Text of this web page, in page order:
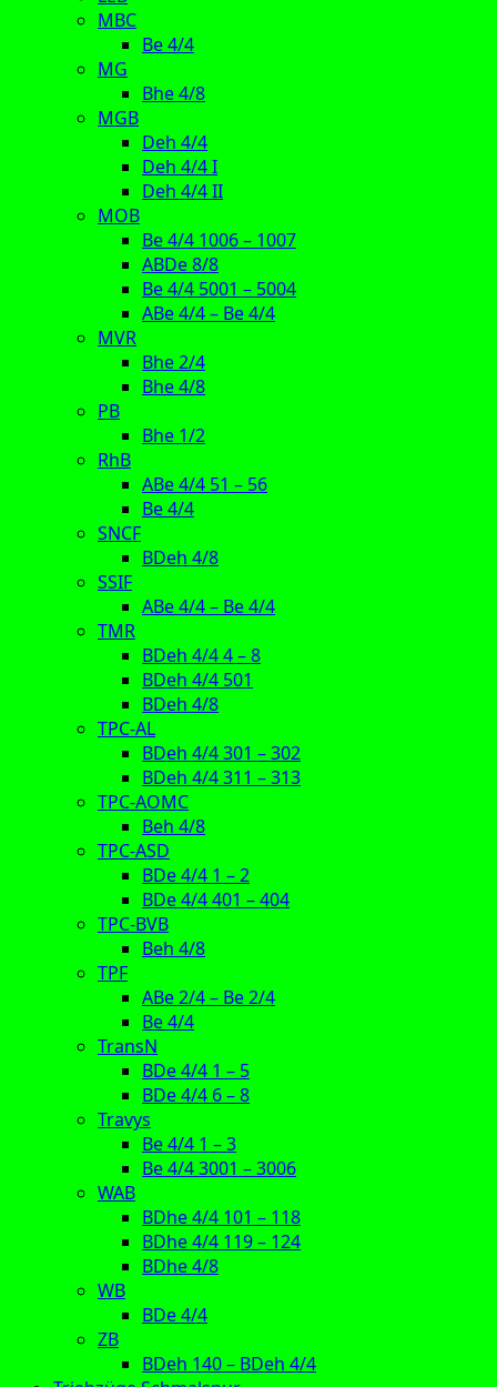
MBC
Be 4/4
MG
Bhe 4/8
MGB
Deh 4/4
Deh 4/4 I
Deh 4/4 II
MOB
Be 4/4 1006 – 1007
ABDe 8/8
Be 4/4 5001 – 5004
ABe 4/4 – Be 4/4
MVR
Bhe 2/4
Bhe 4/8
PB
Bhe 1/2
RhB
ABe 4/4 51 – 56
Be 4/4
SNCF
BDeh 4/8
SSIF
ABe 4/4 – Be 4/4
TMR
BDeh 4/4 4 – 8
BDeh 4/4 501
BDeh 4/8
TPC-AL
BDeh 4/4 301 – 302
BDeh 4/4 311 – 313
TPC-AOMC
Beh 4/8
TPC-ASD
BDe 4/4 1 – 2
BDe 4/4 401 – 404
TPC-BVB
Beh 4/8
TPF
ABe 2/4 – Be 2/4
Be 4/4
TransN
BDe 4/4 1 – 5
BDe 4/4 6 – 8
Travys
Be 4/4 1 – 3
Be 4/4 3001 – 3006
WAB
BDhe 4/4 101 – 118
BDhe 4/4 119 – 124
BDhe 4/8
WB
BDe 4/4
ZB
BDeh 140 – BDeh 4/4